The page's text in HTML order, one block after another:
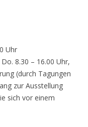
Uhr
8.30 – 16.00 Uhr,
(durch Tagungen
zur Ausstellung
sich vor einem